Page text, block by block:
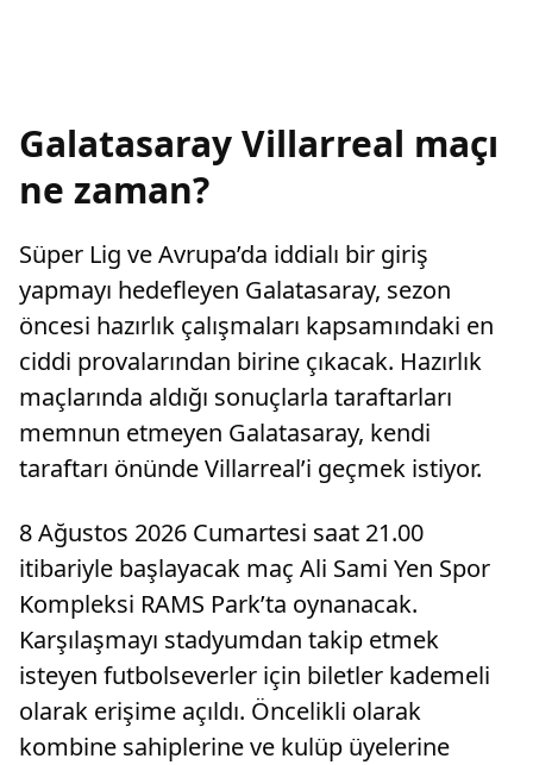
Galatasaray Villarreal maçı
ne zaman?
Süper Lig ve Avrupa’da iddialı bir giriş
yapmayı hedefleyen Galatasaray, sezon
öncesi hazırlık çalışmaları kapsamındaki en
ciddi provalarından birine çıkacak. Hazırlık
maçlarında aldığı sonuçlarla taraftarları
memnun etmeyen Galatasaray, kendi
taraftarı önünde Villarreal’i geçmek istiyor.
8 Ağustos 2026 Cumartesi saat 21.00
itibariyle başlayacak maç Ali Sami Yen Spor
Kompleksi RAMS Park’ta oynanacak.
Karşılaşmayı stadyumdan takip etmek
isteyen futbolseverler için biletler kademeli
olarak erişime açıldı. Öncelikli olarak
kombine sahiplerine ve kulüp üyelerine